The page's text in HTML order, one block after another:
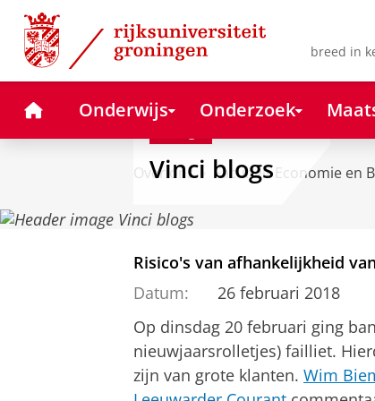
Skip
Content
Skip
Navigation
breed in
HomeOnderwijs Onderzoek
Over ons Faculteit Economie en
Vinci blogs
Risico's van afhankelijkheid
Datum:
26 februari 2018
Op dinsdag 20 februari ging
nieuwjaarsrolletjes) failliet.
zijn van grote klanten. Wim